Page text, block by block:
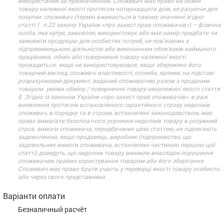
товару належної якості протягом чотирнадцяти днів, не рахуючи дня
покупки. споживач (термін вживається в такому значенні згідно
статті 1. п.22 закону України «про захист прав споживачів») – фізична
особа, яка купує, замовляє, використовує або має намір придбати чи
замовити продукцію для особистих потреб, не пов’язаних з
підприємницькою діяльністю або виконанням обов’язків найманого
працівника. обмін або повернення товару належної якості
провадиться: якщо не використовувався; якщо збережено його
товарний вигляд, споживчі властивості, пломби, ярлики; на підставі
розрахунковий документ, виданий споживачеві разом з проданим
товаром. умови обміну / повернення товару неналежної якості стаття
8. Згідно із законом України «про захист прав споживачів»: в разі
виявлення протягом встановленого гарантійного строку недоліків
споживач, в порядку та в строки, встановлені законодавством, має
право вимагати безоплатного усунення недоліків товару в розумний
строк. вимоги споживача, передбачених цією статтею, не підлягають
задоволенню, якщо продавець, виробник (підприємство, що
задовольняє вимоги споживача, встановлені частиною першою цієї
статті) доведуть, що недоліки товару виникли внаслідок порушення
споживачем правил користування товаром або його зберігання.
Споживач має право брати участь у перевірці якості товару особисто
або через свого представника.
Варіанти оплати
Безналичный расчёт